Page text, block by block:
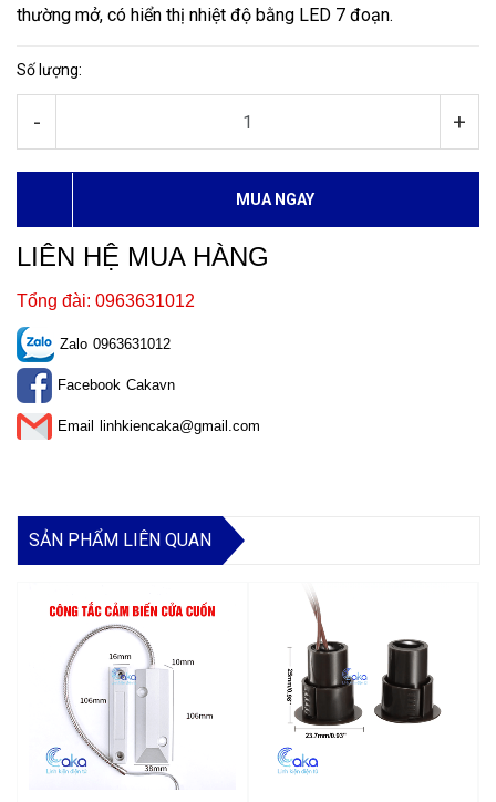
thường mở, có hiển thị nhiệt độ bằng LED 7 đoạn.
Số lượng:
- +
MUA NGAY
LIÊN HỆ MUA HÀNG
Tổng đài: 0963631012
Zalo 0963631012
Facebook Cakavn
Email linhkiencaka@gmail.com
SẢN PHẨM LIÊN QUAN